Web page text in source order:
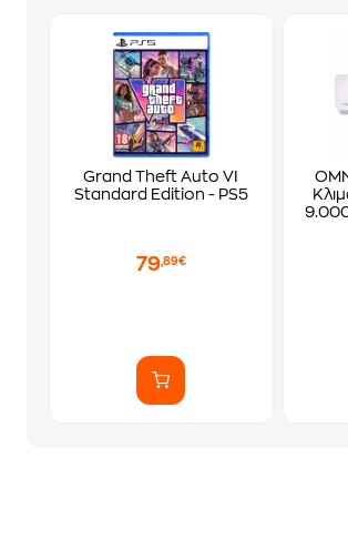
Grand Theft Auto VI
Standard Edition - PS5
79,89€
9.000